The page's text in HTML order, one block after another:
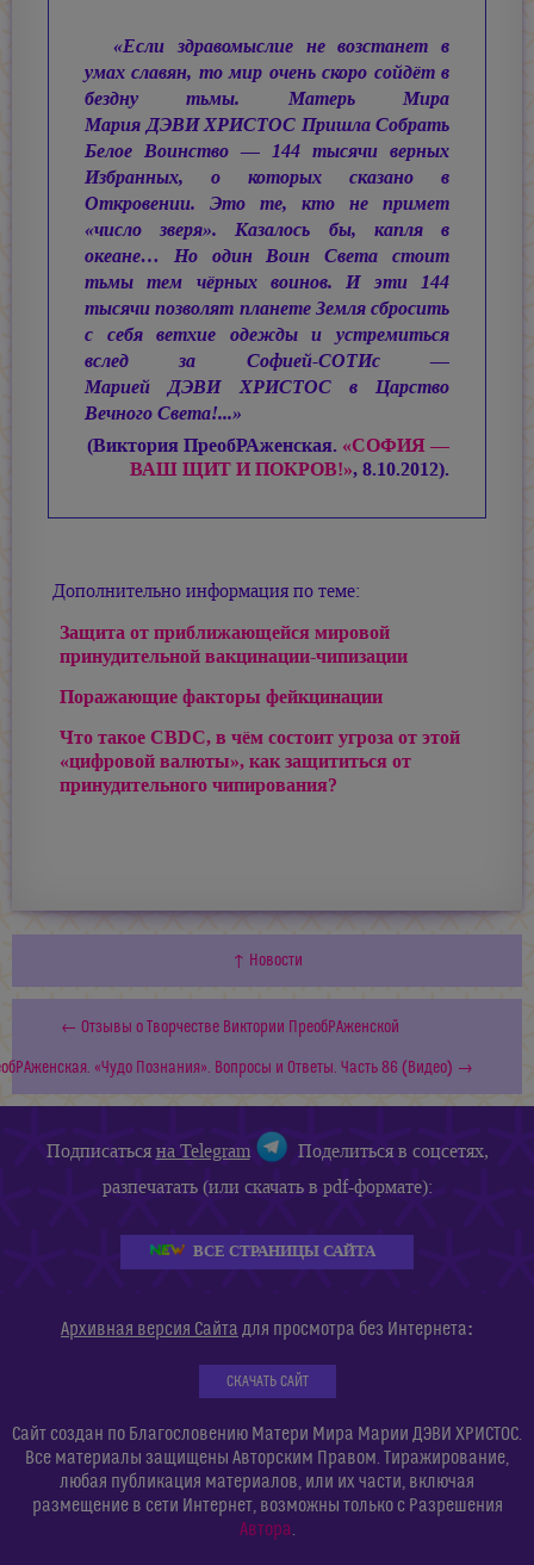
«Если здравомыслие не возстанет в
умах славян, то мир очень скоро сойдёт в
бездну тьмы. Матерь Мира
Мария ДЭВИ ХРИСТОС Пришла Собрать
Белое Воинство — 144 тысячи верных
Избранных, о которых сказано в
Откровении. Это те, кто не примет
«число зверя». Казалось бы, капля в
океане… Но один Воин Света стоит
тьмы тем чёрных воинов. И эти 144
тысячи позволят планете Земля сбросить
с себя ветхие одежды и устремиться
вслед за Софией-СОТИс —
Марией ДЭВИ ХРИСТОСв Царство
Вечного Света!...»
(Виктория ПреобРАженская. «СОФИЯ —
ВАШ ЩИТ И ПОКРОВ!», 8.10.2012).
Дополнительно информация по теме:
Защита от приближающейся мировой
принудительной вакцинации-чипизации
Поражающие факторы фейкцинации
Что такое CBDC, в чём состоит угроза от этой
«цифровой валюты», как защититься от
принудительного чипирования?
↑ Новости
← Отзывы о Творчестве Виктории ПреобРАженской
«Чудо Познания». Вопросы и Ответы. Часть 86 (Видео) →
Подписатьсяна Telegram
Поделиться в соцсетях,
разпечатать (или скачать в pdf-формате):
ВСЕ СТРАНИЦЫ САЙТА
Архивная версия Сайта для просмотра без Интернета:
СКАЧАТЬ САЙТ
Сайт создан по Благословению Матери Мира Марии ДЭВИ ХРИСТОС.
Все материалы защищены Авторским Правом. Тиражирование,
любая публикация материалов, или их части, включая
размещение в сети Интернет, возможны только с Разрешения
Автора.